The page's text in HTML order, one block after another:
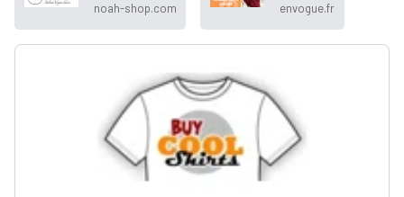
noah-shop.com envogue.fr